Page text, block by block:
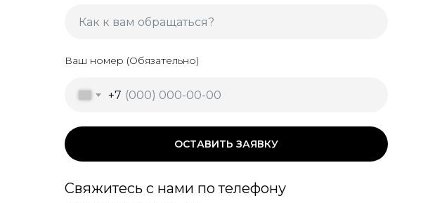
Ваш номер (Обязательно)
+7
ОСТАВИТЬ ЗАЯВКУ
Свяжитесь с нами по телефону